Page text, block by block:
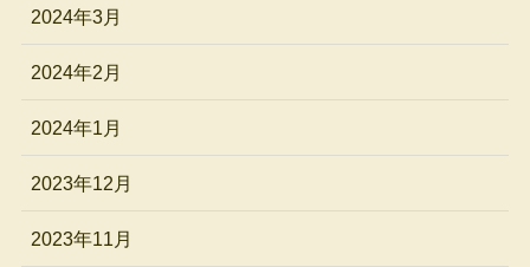
2024年3月
2024年2月
2024年1月
2023年12月
2023年11月